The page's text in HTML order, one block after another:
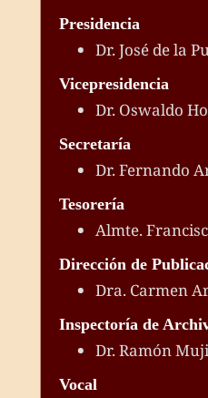
Presidencia
Dr. José de la
Vicepresidencia
Dr. Oswaldo
Secretaría
Dr. Fernando
Tesorería
Almte.
Dirección de
Dra. Carmen
Inspectoría de
Dr. Ramón
Vocal